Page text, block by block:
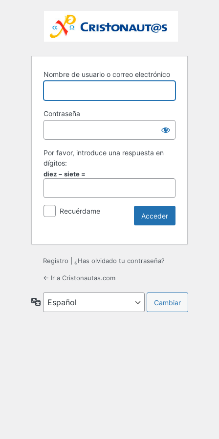
Nombre de usuario o correo electrónico
Contraseña
Por favor, introduce una respuesta en
dígitos:
diez − siete =
Recuérdame
Registro ¿Has olvidado tu contraseña?
← Ir a Cristonautas.com
Idioma